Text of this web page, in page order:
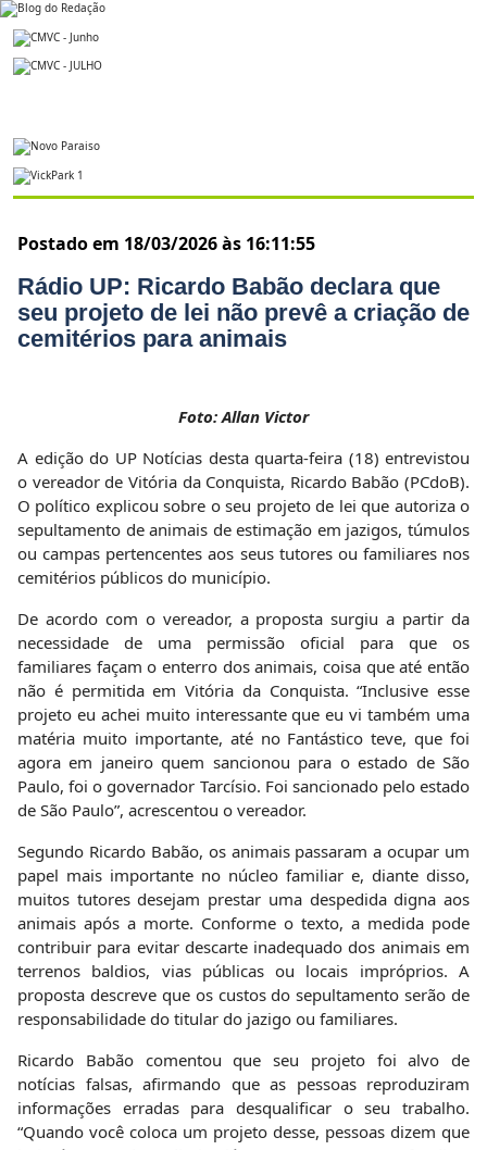
Postado em 18/03/2026 às 16:11:55
Rádio UP: Ricardo Babão declara que
seu projeto de lei não prevê a criação de
cemitérios para animais
Foto: Allan Victor
A edição do UP Notícias desta quarta-feira (18) entrevistou
o vereador de Vitória da Conquista, Ricardo Babão (PCdoB).
O político explicou sobre o seu projeto de lei que autoriza o
sepultamento de animais de estimação em jazigos, túmulos
ou campas pertencentes aos seus tutores ou familiares nos
cemitérios públicos do município.
De acordo com o vereador, a proposta surgiu a partir da
necessidade de uma permissão oficial para que os
familiares façam o enterro dos animais, coisa que até então
não é permitida em Vitória da Conquista. “Inclusive esse
projeto eu achei muito interessante que eu vi também uma
matéria muito importante, até no Fantástico teve, que foi
agora em janeiro quem sancionou para o estado de São
Paulo, foi o governador Tarcísio. Foi sancionado pelo estado
de São Paulo”, acrescentou o vereador.
Segundo Ricardo Babão, os animais passaram a ocupar um
papel mais importante no núcleo familiar e, diante disso,
muitos tutores desejam prestar uma despedida digna aos
animais após a morte. Conforme o texto, a medida pode
contribuir para evitar descarte inadequado dos animais em
terrenos baldios, vias públicas ou locais impróprios. A
proposta descreve que os custos do sepultamento serão de
responsabilidade do titular do jazigo ou familiares.
Ricardo Babão comentou que seu projeto foi alvo de
notícias falsas, afirmando que as pessoas reproduziram
informações erradas para desqualificar o seu trabalho.
“Quando você coloca um projeto desse, pessoas dizem que